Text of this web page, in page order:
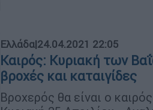
Ελλάδα|24.04.2021 22:05
Καιρός: Κυριακή των
βροχές και καταιγίδες
Βροχερός θα είναι ο